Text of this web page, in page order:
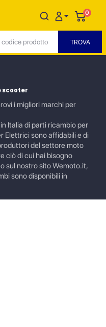
0
scooter
i migliori marchi per
Italia di parti ricambio per
Elettrici sono affidabili e di
del settore moto
ciò di cui hai bisogno
sul nostro sito Wemoto.it,
sono disponibili in